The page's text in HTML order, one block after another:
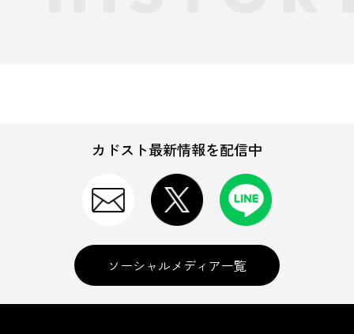
カドスト最新情報を配信中
ソーシャルメディア一覧